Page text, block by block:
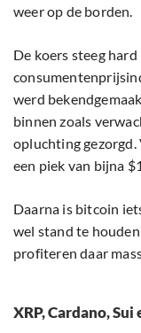
weer op de borden.
De koers steeg
werd
binnen zoals
opluchting
een piek van bijna
Daarna is bitcoin
wel stand te
profiteren daar
XRP, Cardano,